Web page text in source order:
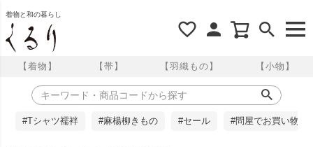
着物と和の暮らし
【着物】 【帯】 【羽織もの】 【小物】
#Tシャツ襦袢 #麻楊柳きもの #セール #問屋でお買い物